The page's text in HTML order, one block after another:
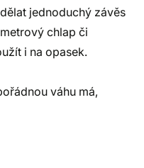
jednoduchý závěs
chlap či
i na opasek.
váhu má,